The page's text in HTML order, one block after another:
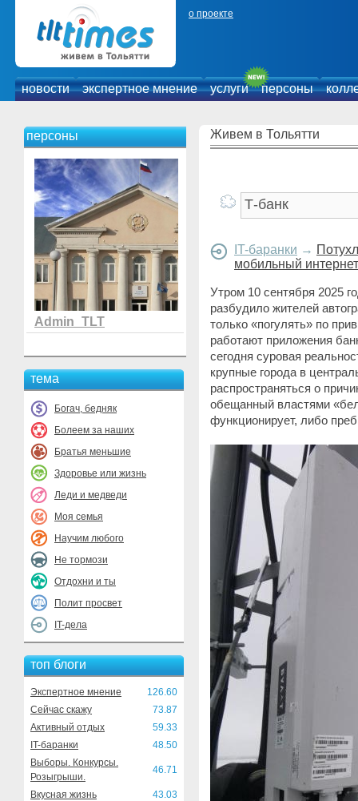
о проекте
новости экспертное мнение услуги персоны
персоны
Admin_TLT
тема
Богач, бедняк
Болеем за наших
Братья меньшие
Здоровье или жизнь
Леди и медведи
Моя семья
Научим любого
Не тормози
Отдохни и ты
Полит просвет
IT-дела
топ блоги
Экспертное мнение
126.60
Сейчас скажу
73.87
Активный отдых
59.33
IT-баранки
48.50
Выборы. Конкурсы.
Розыгрыши.
46.71
Вкусная жизнь
43.03
Живем в Тольятти
IT-баранки →
мобильный интернет
Утром 10 сентября 2025
разбудило жителей
только «погулять» по
работают приложения
сегодня суровая
крупные города в
распространяться о
обещанный властями
функционирует, либо